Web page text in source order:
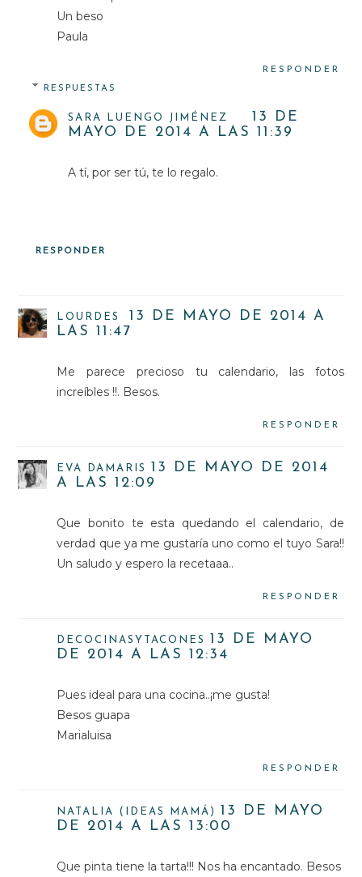
Un beso
Paula
RESPONDER
RESPUESTAS
SARA LUENGO JIMÉNEZ
13 DE
MAYO DE 2014 A LAS 11:39
A tí, por ser tú, te lo regalo.
RESPONDER
LOURDES
13 DE MAYO DE 2014 A
LAS 11:47
Me parece precioso tu calendario, las fotos
increíbles !!. Besos.
RESPONDER
EVA DAMARIS
13 DE MAYO DE 2014
A LAS 12:09
Que bonito te esta quedando el calendario, de
verdad que ya me gustaría uno como el tuyo Sara!!
Un saludo y espero la recetaaa..
RESPONDER
DECOCINASYTACONES
13 DE MAYO
DE 2014 A LAS 12:34
Pues ideal para una cocina..¡me gusta!
Besos guapa
Marialuisa
RESPONDER
NATALIA (IDEAS MAMÁ)
13 DE MAYO
DE 2014 A LAS 13:00
Que pinta tiene la tarta!!! Nos ha encantado. Besos